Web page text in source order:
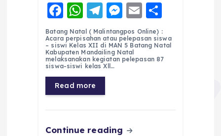
F
a
c
e
b
o
o
k
W
h
a
ts
A
p
p
T
el
e
g
r
a
m
M
e
ss
e
er
E
m
ai
l
h
a
re
Batang Natal ( Malintangpos Online) :
Acara perpisahan atau pelepasan siswa
– siswi Kelas XII di MAN 5 Batang Natal
Kabupaten Mandailing Natal
melaksanakan kegiatan pelepasan 87
siswa-siswi kelas Xll…
Read more
Continue reading